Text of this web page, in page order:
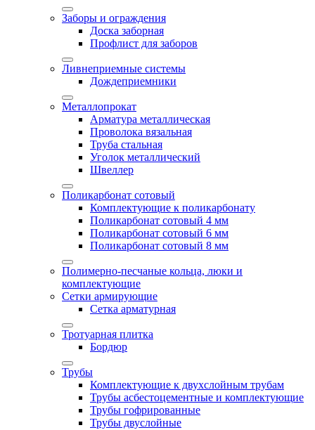
Заборы и ограждения
Доска заборная
Профлист для заборов
Ливнеприемные системы
Дождеприемники
Металлопрокат
Арматура металлическая
Проволока вязальная
Труба стальная
Уголок металлический
Швеллер
Поликарбонат сотовый
Комплектующие к поликарбонату
Поликарбонат сотовый 4 мм
Поликарбонат сотовый 6 мм
Поликарбонат сотовый 8 мм
Полимерно-песчаные кольца, люки и
комплектующие
Сетки армирующие
Сетка арматурная
Тротуарная плитка
Бордюр
Трубы
Комплектующие к двухслойным трубам
Трубы асбестоцементные и комплектующие
Трубы гофрированные
Трубы двуслойные